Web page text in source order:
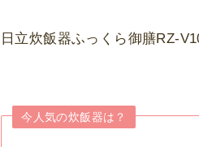
日立炊飯器ふっくら御膳RZ-
今人気の炊飯器は？